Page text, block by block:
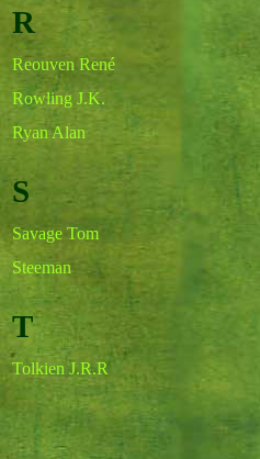
R
Reouven René
Rowling J.K.
Ryan Alan
S
Savage Tom
Steeman
T
Tolkien J.R.R